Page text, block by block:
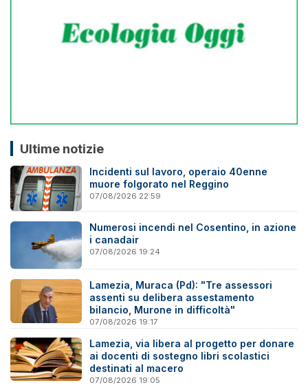
Ultime notizie
Incidenti sul lavoro, operaio 40enne
muore folgorato nel Reggino
07/08/2026 22:59
Numerosi incendi nel Cosentino, in azione
i canadair
07/08/2026 19:24
Lamezia, Muraca (Pd): "Tre assessori
assenti su delibera assestamento
bilancio, Murone in difficoltà"
07/08/2026 19:17
Lamezia, via libera al progetto per donare
ai docenti di sostegno libri scolastici
destinati al macero
07/08/2026 19:05